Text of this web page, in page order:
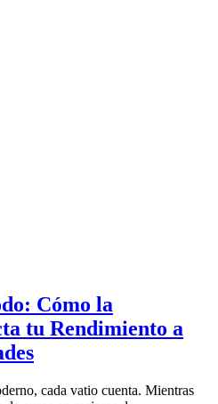
Cómo la
tu Rendimiento a
cada vatio cuenta. Mientras